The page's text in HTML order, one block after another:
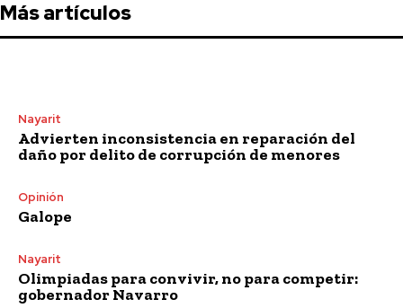
Más artículos
Nayarit
Advierten inconsistencia en reparación del
daño por delito de corrupción de menores
Opinión
Galope
Nayarit
Olimpiadas para convivir, no para competir:
gobernador Navarro